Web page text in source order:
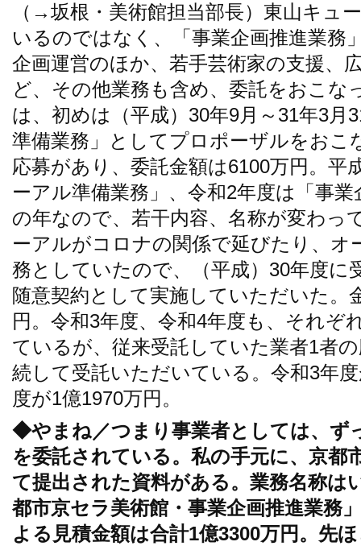
（→坂根・美術館担当部長）東山キュ
いるのではなく、「事業企画推進業務
企画運営のほか、若手芸術家の支援、
ど、その他業務も含め、委託をおこな
は、初めは（平成）30年9月～31年3
準備業務」としてプロポーザルをおこ
応募があり、委託金額は6100万円。平
ーアル準備業務」、令和2年度は「事
の年なので、若干内容、名称が変わっ
ーアルがコロナの関係で延びたり、オ
務としていたので、（平成）30年度に
随意契約として実施していただいた。
円。令和3年度、令和4年度も、それぞ
ているが、従来受託していた業者1者
続して受託いただいている。令和3年
度が1億1970万円。
◆やまね／つまり事業者としては、ず
を委託されている。私の手元に、京都
て提出された資料がある。業務名称は
都市京セラ美術館・事業企画推進業務
よる見積金額は合計1億3300万円。先